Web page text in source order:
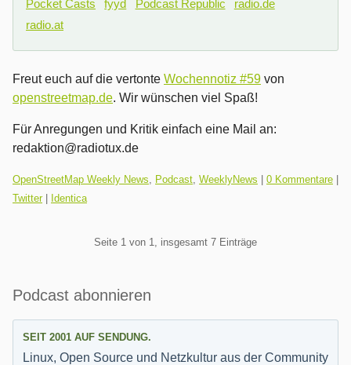
Pocket Casts
fyyd Podcast Republic
radio.de
radio.at
Freut euch auf die vertonte Wochennotiz #59 von
openstreetmap.de. Wir wünschen viel Spaß!
Für Anregungen und Kritik einfach eine Mail an:
redaktion@radiotux.de
Kategorien:
OpenStreetMap Weekly News, Podcast, WeeklyNews 0 Kommentare
Twitter| Identica
Seite 1 von 1, insgesamt 7 Einträge
Seitenleiste
Podcast abonnieren
SEIT 2001 AUF SENDUNG.
Linux, Open Source und Netzkultur aus der Community